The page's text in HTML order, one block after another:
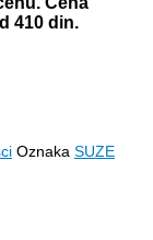
410 din.
Oznaka SUZE